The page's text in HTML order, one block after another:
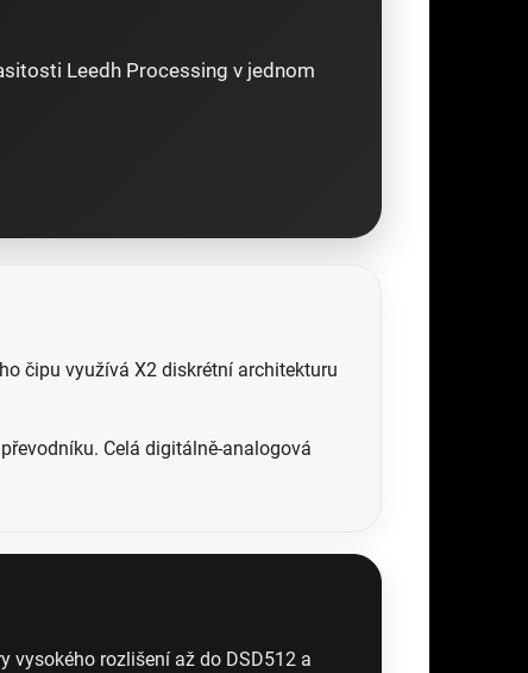
Leedh Processing v jednom
čipu využívá X2 diskrétní architekturu
Celá digitálně-analogová
vysokého rozlišení až do DSD512 a